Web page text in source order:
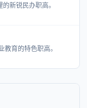
新锐民办职高。
育的特色职高。